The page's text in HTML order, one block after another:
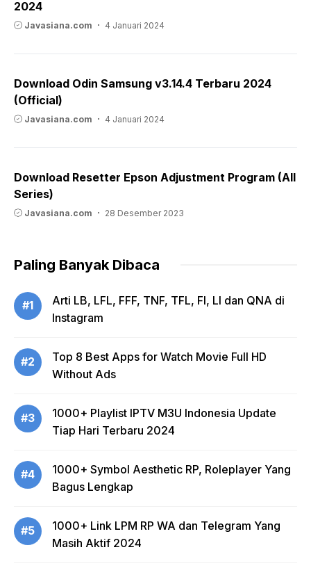
2024
Javasiana.com 4 Januari 2024
Download Odin Samsung v3.14.4 Terbaru 2024
(Official)
Javasiana.com 4 Januari 2024
Download Resetter Epson Adjustment Program (All
Series)
Javasiana.com 28 Desember 2023
Paling Banyak Dibaca
#1
Arti LB, LFL, FFF, TNF, TFL, FI, LI dan QNA di
Instagram
#2
Top 8 Best Apps for Watch Movie Full HD
Without Ads
#3
1000+ Playlist IPTV M3U Indonesia Update
Tiap Hari Terbaru 2024
#4
1000+ Symbol Aesthetic RP, Roleplayer Yang
Bagus Lengkap
#5
1000+ Link LPM RP WA dan Telegram Yang
Masih Aktif 2024